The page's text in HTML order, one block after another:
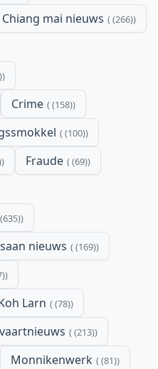
Chiang mai nieuws (266)
Crime (158)
(100)
Fraude (69)
(635)
nieuws (169)
Larn (78)
(213)
Monnikenwerk (81)